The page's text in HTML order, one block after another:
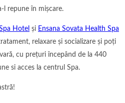
l repune în mișcare.
Hotel și Ensana Sovata Health Spa
relaxare și socializare și poți
cu prețuri începând de la 440
si acces la centrul Spa.